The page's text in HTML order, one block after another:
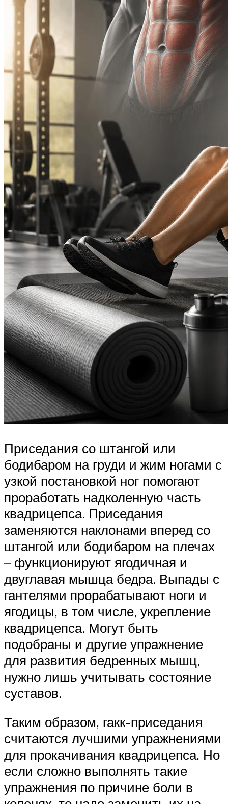
Приседания со штангой или
бодибаром на груди и жим ногами с
узкой постановкой ног помогают
проработать надколенную часть
квадрицепса. Приседания
заменяются наклонами вперед со
штангой или бодибаром на плечах
– функционируют ягодичная и
двуглавая мышца бедра. Выпады с
гантелями прорабатывают ноги и
ягодицы, в том числе, укрепление
квадрицепса. Могут быть
подобраны и другие упражнение
для развития бедренных мышц,
нужно лишь учитывать состояние
суставов.
Таким образом, гакк-приседания
считаются лучшими упражнениями
для прокачивания квадрицепса. Но
если сложно выполнять такие
упражнения по причине боли в